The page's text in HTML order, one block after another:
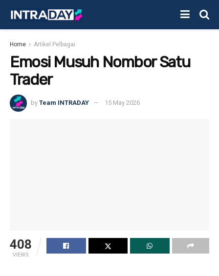
Home Artikel Pelbagai
Emosi Musuh Nombor Satu
Trader
by Team INTRADAY 15 May 2026
408
VIEWS